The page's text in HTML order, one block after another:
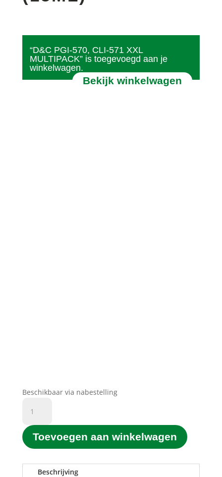
“D&C PGI-570, CLI-571 XXL
MULTIPACK” is toegevoegd aan je
winkelwagen.
Bekijk winkelwagen
Beschikbaar via nabestelling
Printgroen®
huismerk
364XL
C
(Cyan)
Toevoegen aan winkelwagen
Beschrijving